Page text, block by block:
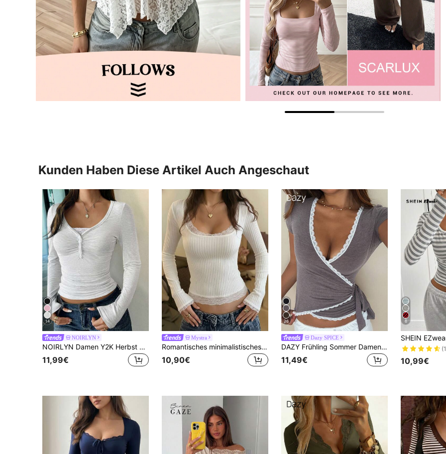
Kunden Haben Diese Artikel Auch Angeschaut
14
NOIRLYN
NOIRLYN Damen Y2K Herbst Lässig Sexy Einfarbig Spitze Kontrast Figurbetont Langarm V-Ausschnitt Top, geeignet für den täglichen Arbeitsweg
11,99€
Mystra
Romantisches minimalistisches Langarm-T-Shirt mit Spitze, Patchwork und Rippenstruktur, lässig
10,90€
26
Dazy SPICE
DAZY Frühling Sommer Damen Taillen-Schnürung Farbblock Spitzenbesatz Patchwork figurbetontes Bodycon Urlaubs Street lässig T-Shirt
11,49€
6
10,99€